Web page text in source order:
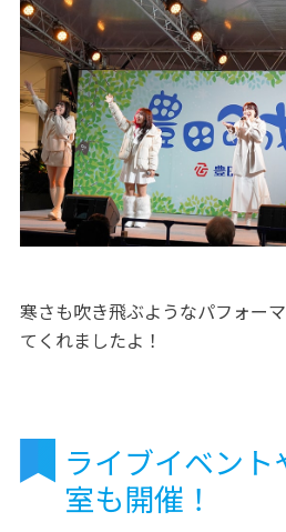
寒さも吹き飛ぶようなパフォー
てくれましたよ！
ライブイベン
室も開催！